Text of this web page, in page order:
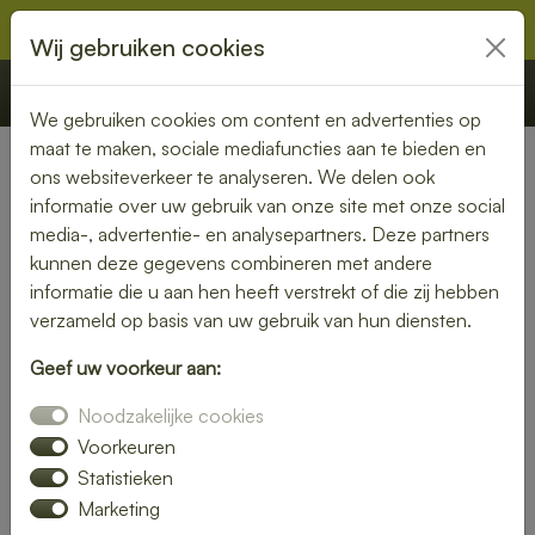
€ 0,00 Offerte Bestellen
Nederland» Dirksland
Verse lunch laten bezorgen in
Dirksland – geniet zonder
zorgen
bezorgservice in Dirksland. Van knapperige broodjes tot
kleurrijke salades – wij bezorgen jouw favoriete
lunchgerechten precies wanneer jij het nodig hebt. Ideaal
voor thuis, op kantoor of tijdens een vergadering.
Wij gebruiken cookies
We gebruiken cookies om content en advertenties op
maat te maken, sociale mediafuncties aan te bieden en
ons websiteverkeer te analyseren. We delen ook
informatie over uw gebruik van onze site met onze social
media-, advertentie- en analysepartners. Deze partners
kunnen deze gegevens combineren met andere
informatie die u aan hen heeft verstrekt of die zij hebben
verzameld op basis van uw gebruik van hun diensten.
Geef uw voorkeur aan:
Noodzakelijke cookies
Voorkeuren
Statistieken
Marketing